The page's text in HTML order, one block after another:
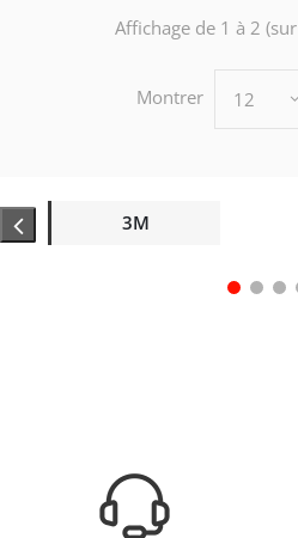
Affichage de 1 à 2 (sur
Montrer 12
3M